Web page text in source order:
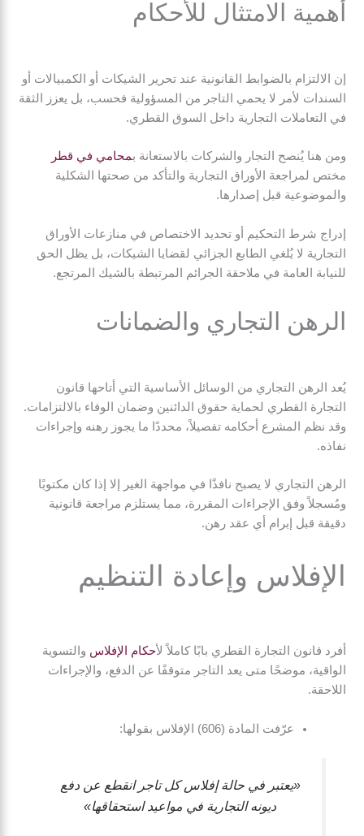
أهمية الامتثال للأحكام
إن الالتزام بالضوابط القانونية عند تحرير الشيكات أو الكمبيالات أو
السندات لأمر لا يحمي التاجر من المسؤولية فحسب، بل يعزز الثقة
في التعاملات التجارية داخل السوق القطري.
ومن هنا يُنصح التجار والشركات بالاستعانة بمحامي في قطر
مختص لمراجعة الأوراق التجارية والتأكد من صحتها الشكلية
والموضوعية قبل إصدارها.
إدراج شرط التحكيم أو تحديد الاختصاص في منازعات الأوراق
التجارية لا يُلغي الطابع الجزائي لقضايا الشيكات، بل يظل الحق
للنيابة العامة في ملاحقة الجرائم المرتبطة بالشيك المرتجع.
الرهن التجاري والضمانات
يُعد الرهن التجاري من الوسائل الأساسية التي أتاحها قانون
التجارة القطري لحماية حقوق الدائنين وضمان الوفاء بالالتزامات.
وقد نظم المشرع أحكامه تفصيلاً، محددًا ما يجوز رهنه وإجراءات
نفاذه.
الرهن التجاري لا يصبح نافذًا في مواجهة الغير إلا إذا كان مكتوبًا
ومُسجلاً وفق الإجراءات المقررة، مما يستلزم مراجعة قانونية
دقيقة قبل إبرام أي عقد رهن.
الإفلاس وإعادة التنظيم
أفرد قانون التجارة القطري بابًا كاملاً لأحكام الإفلاس والتسوية
الواقية، موضحًا متى يعد التاجر متوقفًا عن الدفع، والإجراءات
اللاحقة.
عرّفت المادة (606) الإفلاس بقولها:
«يعتبر في حالة إفلاس كل تاجر انقطع عن دفع
ديونه التجارية في مواعيد استحقاقها»